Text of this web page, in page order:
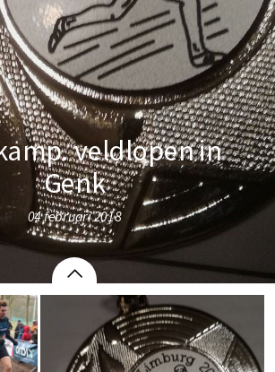
veldlopen in
Genk
04 februari 2018